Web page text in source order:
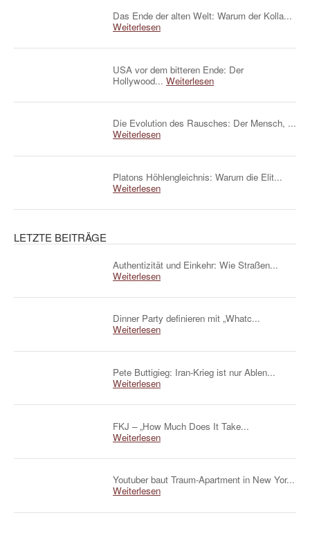
Das Ende der alten Welt: Warum der Kolla...
Weiterlesen
USA vor dem bitteren Ende: Der
Hollywood... Weiterlesen
Die Evolution des Rausches: Der Mensch, ...
Weiterlesen
Platons Höhlengleichnis: Warum die Elit...
Weiterlesen
LETZTE BEITRÄGE
Authentizität und Einkehr: Wie Straßen...
Weiterlesen
Dinner Party definieren mit „Whatc...
Weiterlesen
Pete Buttigieg: Iran-Krieg ist nur Ablen...
Weiterlesen
FKJ – „How Much Does It Take...
Weiterlesen
Youtuber baut Traum-Apartment in New Yor...
Weiterlesen